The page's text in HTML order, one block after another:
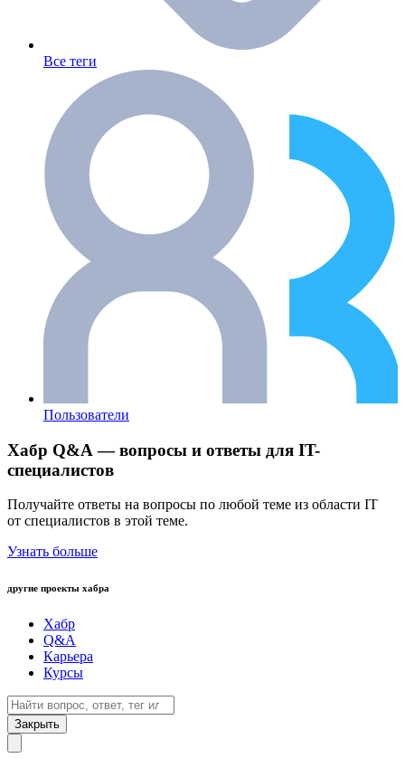
Все теги
Пользователи
Хабр Q&A — вопросы и ответы для IT-
специалистов
Получайте ответы на вопросы по любой теме из области IT
от специалистов в этой теме.
Узнать больше
другие проекты хабра
Хабр
Q&A
Карьера
Курсы
Закрыть